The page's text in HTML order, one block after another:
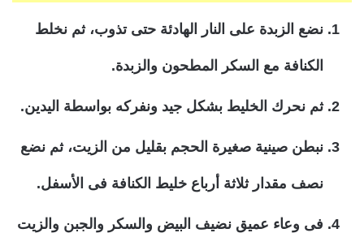
نضع الزبدة على النار الهادئة حتى تذوب، ثم نخلط
الكنافة مع السكر المطحون والزبدة.
ثم نحرك الخليط بشكل جيد ونفركه بواسطة اليدين.
نبطن صينية صغيرة الحجم بقليل من الزيت، ثم نضع
نصف مقدار ثلاثة أرباع خليط الكنافة فى الأسفل.
فى وعاء عميق نضيف البيض والسكر والجبن والزيت